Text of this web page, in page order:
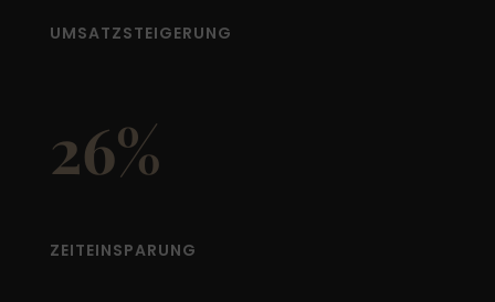
UMSATZSTEIGERUNG
26%
ZEITEINSPARUNG